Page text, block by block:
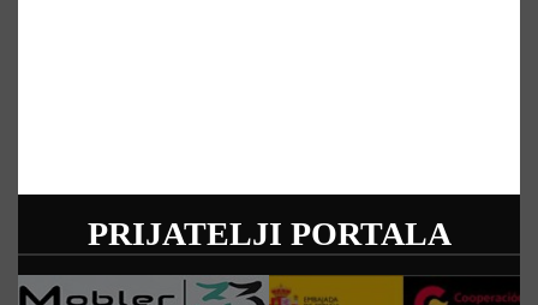
PRIJATELJI PORTALA